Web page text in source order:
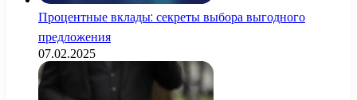
Процентные вклады: секреты выбора выгодного
предложения
07.02.2025